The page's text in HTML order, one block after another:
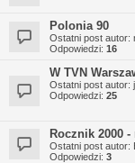
Polonia 90
Ostatni post autor:
Odpowiedzi: 16
W TVN
Ostatni post autor:
Odpowiedzi: 25
Rocznik 2000 -
Ostatni post autor:
Odpowiedzi: 3